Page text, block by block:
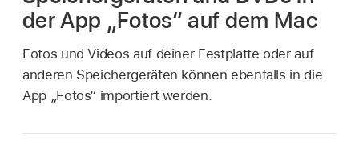
der App „Fotos“ auf dem Mac
Fotos und Videos auf deiner Festplatte oder auf
anderen Speichergeräten können ebenfalls in die
App „Fotos“ importiert werden.